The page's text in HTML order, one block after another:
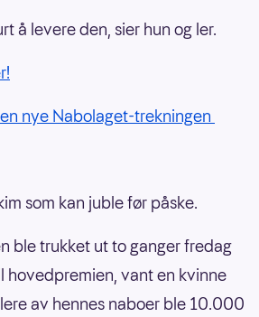
å levere den, sier hun og ler.
nye Nabolaget-trekningen
som kan juble før påske.
ble trukket ut to ganger fredag
hovedpremien, vant en kvinne
av hennes naboer ble 10.000